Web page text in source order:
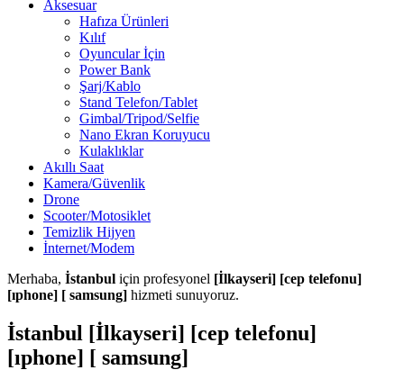
Aksesuar
Hafıza Ürünleri
Kılıf
Oyuncular İçin
Power Bank
Şarj/Kablo
Stand Telefon/Tablet
Gimbal/Tripod/Selfie
Nano Ekran Koruyucu
Kulaklıklar
Akıllı Saat
Kamera/Güvenlik
Drone
Scooter/Motosiklet
Temizlik Hijyen
İnternet/Modem
Merhaba, İstanbul için profesyonel [İlkayseri] [cep telefonu]
[ıphone] [ samsung] hizmeti sunuyoruz.
İstanbul [İlkayseri] [cep telefonu]
[ıphone] [ samsung]